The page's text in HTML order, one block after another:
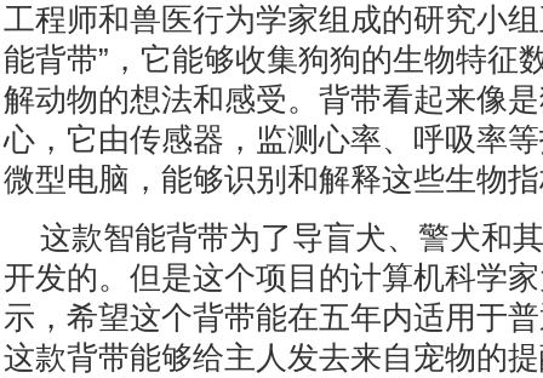
工程师和兽医行为学家组成的研究小
能背带”，它能够收集狗狗的生物特征
解动物的想法和感受。背带看起来像
心，它由传感器，监测心率、呼吸率
微型电脑，能够识别和解释这些生物
这款智能背带为了导盲犬、警犬和
开发的。但是这个项目的计算机科学
示，希望这个背带能在五年内适用于
这款背带能够给主人发去来自宠物的